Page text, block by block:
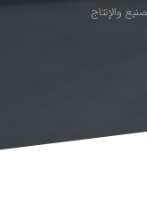
والإنتاج